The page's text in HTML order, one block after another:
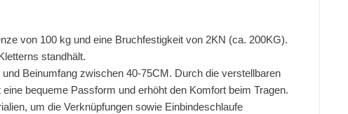
von 100 kg und eine Bruchfestigkeit von 2KN (ca. 200KG).
standhält.
Beinumfang zwischen 40-75CM. Durch die verstellbaren
bequeme Passform und erhöht den Komfort beim Tragen.
um die Verknüpfungen sowie Einbindeschlaufe